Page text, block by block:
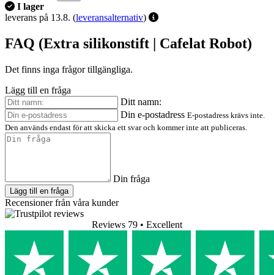
I lager
leverans på 13.8. (leveransalternativ)
FAQ (Extra silikonstift | Cafelat Robot)
Det finns inga frågor tillgängliga.
Lägg till en fråga
Ditt namn:
Din e-postadress E-postadress krävs inte.
Den används endast för att skicka ett svar och kommer inte att publiceras.
Din fråga
Lägg till en fråga
Recensioner från våra kunder
Reviews 79 • Excellent